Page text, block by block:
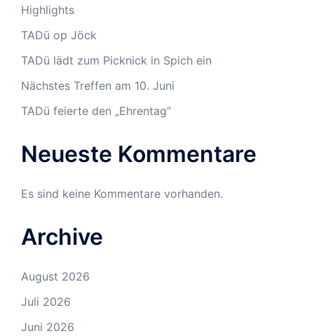
Highlights
TADü op Jöck
TADü lädt zum Picknick in Spich ein
Nächstes Treffen am 10. Juni
TADü feierte den „Ehrentag“
Neueste Kommentare
Es sind keine Kommentare vorhanden.
Archive
August 2026
Juli 2026
Juni 2026